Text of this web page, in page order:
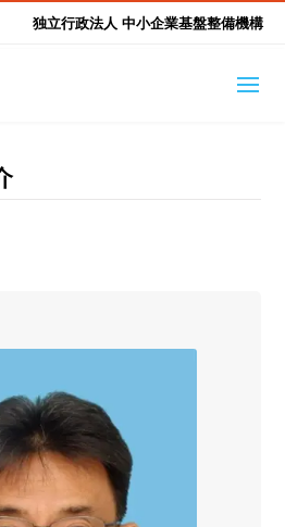
独立行政法人 中小企業基盤整備機構
ネスナビとは
めて海外
調査レポート
近畿本部
支援機関相談
関係機関のリンク集